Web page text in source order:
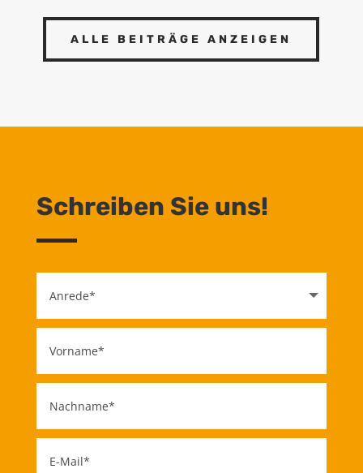
ALLE BEITRÄGE ANZEIGEN
Schreiben Sie uns!